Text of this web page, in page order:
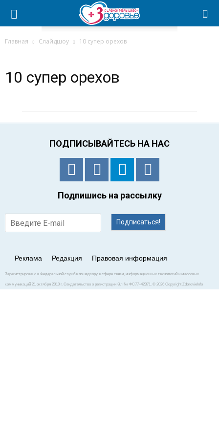
Главная Слайдшоу 10 супер орехов
10 супер орехов
ПОДПИСЫВАЙТЕСЬ НА НАС
Подпишись на рассылку
Подписаться!
Реклама Редакция Правовая информация
Зарегистрировано в Федеральной службе по надзору в сфере связи, информационных технологий и массовых
коммуникаций 21 октября 2010 г. Свидетельство о регистрации Эл № ФС77–42371. © 2026 Copyright ZdorovieInfo